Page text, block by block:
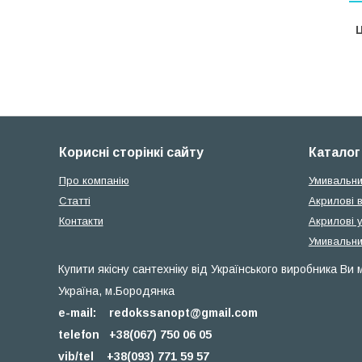
Корисні сторінкі сайту
Про компанію
Статті
Контакти
Акрилові
Акрилові
Купити якісну сантехніку від Українського виробника
Україна, м.Бородянка
e-mail:
redokssanopt@gmail.com
telefon +38(067) 750 06 05
vib/tel
+38(093) 771 59 57